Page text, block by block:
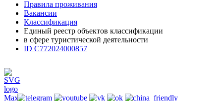
Правила проживания
Вакансии
Классификация
Единый реестр объектов классификации
в сфере туристической деятельности
ID С772024000857